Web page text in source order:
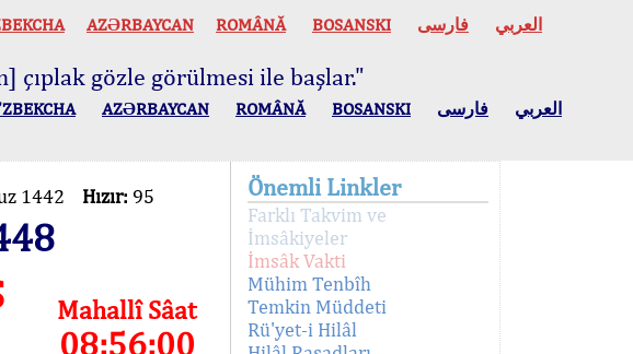
AZӘRBAYCAN ROMÂNĂ BOSANSKI العربي فارسی
çıplak gözle görülmesi ile başlar."
AZӘRBAYCAN ROMÂNĂ BOSANSKI العربي فارسی
1442 Hızır: 95
Mahallî Sâat
08:56:00
Önemli Linkler
Farklı Takvim ve
İmsâkiyeler
İmsâk Vakti
Mühim Tenbîh
Temkin Müddeti
Rü'yet-i Hilâl